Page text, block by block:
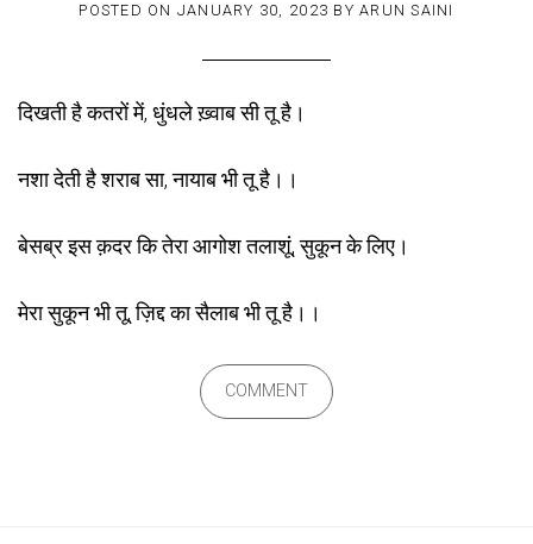
POSTED ON JANUARY 30, 2023 BYARUN SAINI
दिखती है कतरों में, धुंधले ख़्वाब सी तू है।
नशा देती है शराब सा, नायाब भी तू है।।
बेसब्र इस क़दर कि तेरा आगोश तलाशूं, सुकून के लिए।
मेरा सुकून भी तू, ज़िद्द का सैलाब भी तू है।।
COMMENT